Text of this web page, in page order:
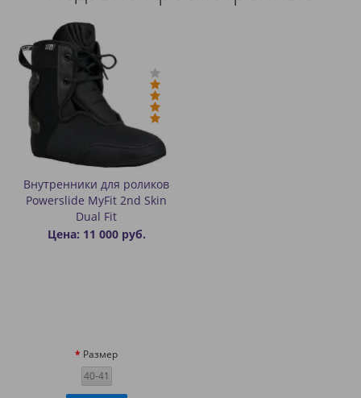
Внутренники для роликов
Powerslide MyFit 2nd Skin
Dual Fit
Цена: 11 000 руб.
Размер
40-41